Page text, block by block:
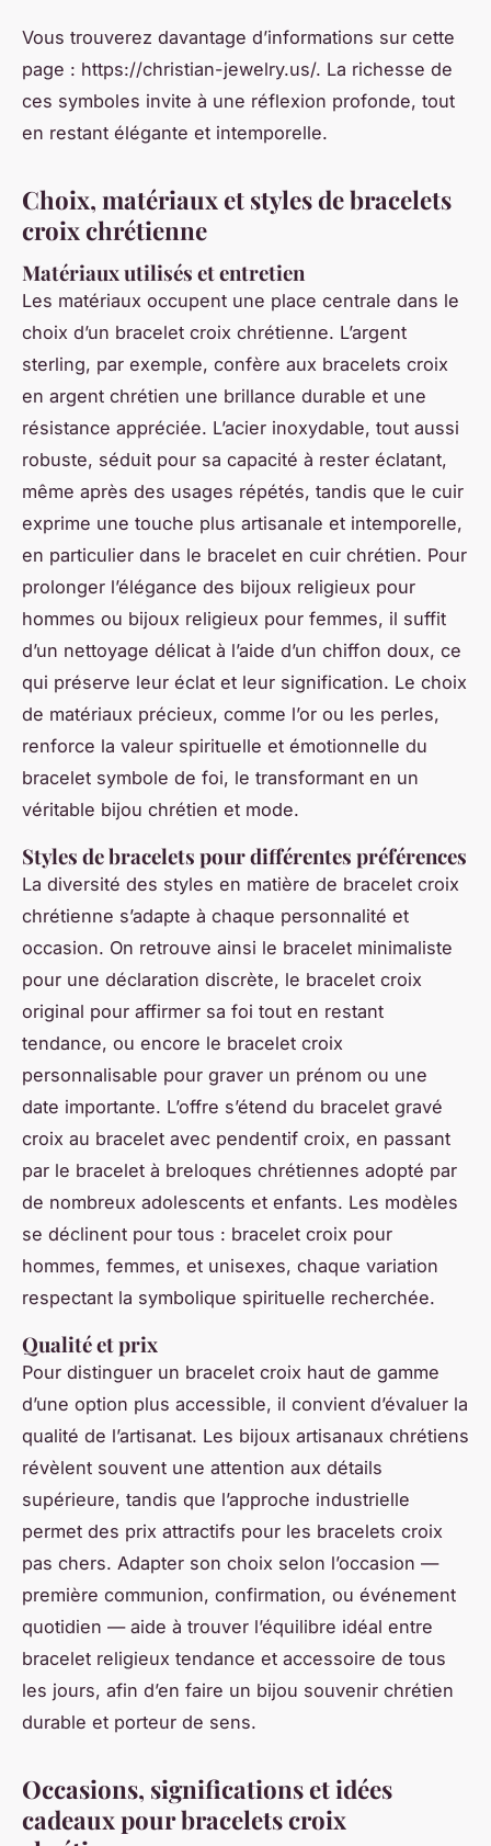
Vous trouverez davantage d’informations sur cette
page : https://christian-jewelry.us/. La richesse de
ces symboles invite à une réflexion profonde, tout
en restant élégante et intemporelle.
Choix, matériaux et styles de bracelets
croix chrétienne
Matériaux utilisés et entretien
Les matériaux occupent une place centrale dans le
choix d’un bracelet croix chrétienne. L’argent
sterling, par exemple, confère aux bracelets croix
en argent chrétien une brillance durable et une
résistance appréciée. L’acier inoxydable, tout aussi
robuste, séduit pour sa capacité à rester éclatant,
même après des usages répétés, tandis que le cuir
exprime une touche plus artisanale et intemporelle,
en particulier dans le bracelet en cuir chrétien. Pour
prolonger l’élégance des bijoux religieux pour
hommes ou bijoux religieux pour femmes, il suffit
d’un nettoyage délicat à l’aide d’un chiffon doux, ce
qui préserve leur éclat et leur signification. Le choix
de matériaux précieux, comme l’or ou les perles,
renforce la valeur spirituelle et émotionnelle du
bracelet symbole de foi, le transformant en un
véritable bijou chrétien et mode.
Styles de bracelets pour différentes préférences
La diversité des styles en matière de bracelet croix
chrétienne s’adapte à chaque personnalité et
occasion. On retrouve ainsi le bracelet minimaliste
pour une déclaration discrète, le bracelet croix
original pour affirmer sa foi tout en restant
tendance, ou encore le bracelet croix
personnalisable pour graver un prénom ou une
date importante. L’offre s’étend du bracelet gravé
croix au bracelet avec pendentif croix, en passant
par le bracelet à breloques chrétiennes adopté par
de nombreux adolescents et enfants. Les modèles
se déclinent pour tous : bracelet croix pour
hommes, femmes, et unisexes, chaque variation
respectant la symbolique spirituelle recherchée.
Qualité et prix
Pour distinguer un bracelet croix haut de gamme
d’une option plus accessible, il convient d’évaluer la
qualité de l’artisanat. Les bijoux artisanaux chrétiens
révèlent souvent une attention aux détails
supérieure, tandis que l’approche industrielle
permet des prix attractifs pour les bracelets croix
pas chers. Adapter son choix selon l’occasion —
première communion, confirmation, ou événement
quotidien — aide à trouver l’équilibre idéal entre
bracelet religieux tendance et accessoire de tous
les jours, afin d’en faire un bijou souvenir chrétien
durable et porteur de sens.
Occasions, significations et idées
cadeaux pour bracelets croix